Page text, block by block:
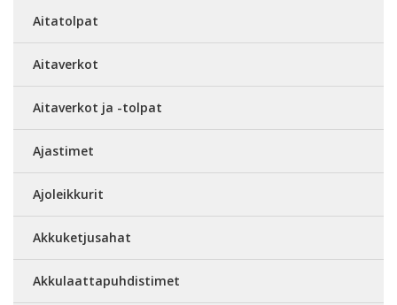
Aitatolpat
Aitaverkot
Aitaverkot ja -tolpat
Ajastimet
Ajoleikkurit
Akkuketjusahat
Akkulaattapuhdistimet